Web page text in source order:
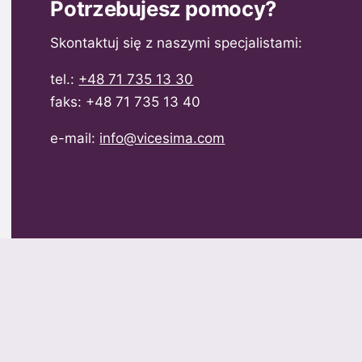
Potrzebujesz pomocy?
Skontaktuj się z naszymi specjalistami:
tel.: +48 71 735 13 30
faks: +48 71 735 13 40
e-mail: info@vicesima.com